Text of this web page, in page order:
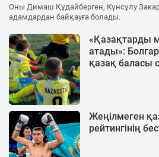
Оны Димаш Құдайберген, Күнсұлу
адамдардан байқауға болады.
«Қазақтарды
атады»:
қазақ
Жеңілмеген
рейтингінің